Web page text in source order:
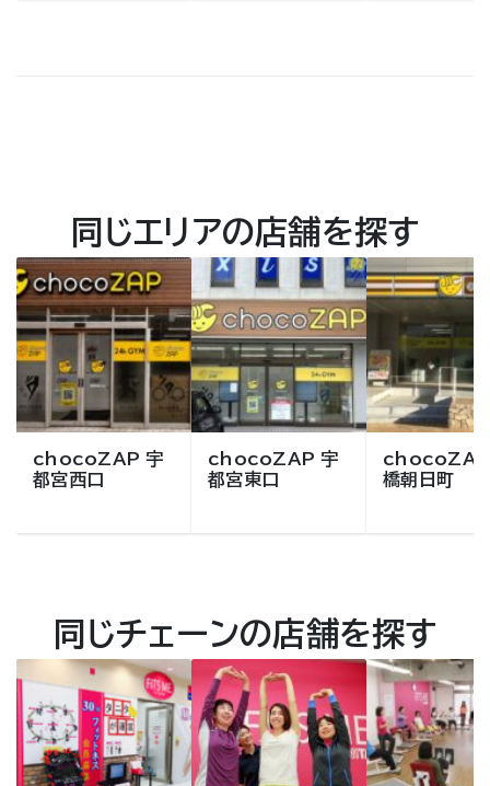
同じエリアの店舗を探す
chocoZAP 宇
都宮西口
chocoZAP 宇
都宮東口
chocoZAP
橋朝日町
同じチェーンの店舗を探す